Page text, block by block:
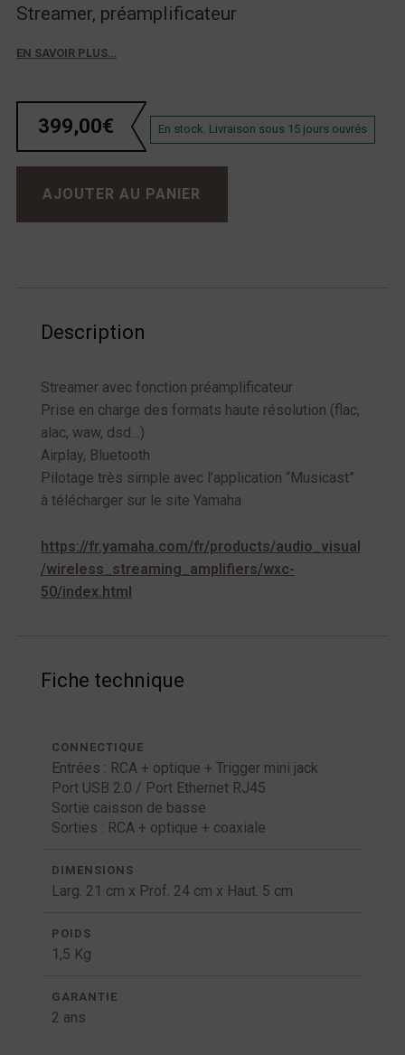
Streamer, préamplificateur
EN SAVOIR PLUS…
399,00€ En stock. Livraison sous 15 jours ouvrés
quantité de Yamaha WXC-50
AJOUTER AU PANIER
Description
Streamer avec fonction préamplificateur
Prise en charge des formats haute résolution (flac,
alac, waw, dsd…)
Airplay, Bluetooth
Pilotage très simple avec l’application “Musicast”
à télécharger sur le site Yamaha
https://fr.yamaha.com/fr/products/audio_visual
/wireless_streaming_amplifiers/wxc-
50/index.html
Fiche technique
CONNECTIQUE
Entrées : RCA + optique + Trigger mini jack
Port USB 2.0 / Port Ethernet RJ45
Sortie caisson de basse
Sorties : RCA + optique + coaxiale
DIMENSIONS
Larg. 21 cm x Prof. 24 cm x Haut. 5 cm
POIDS
1,5 Kg
GARANTIE
2 ans